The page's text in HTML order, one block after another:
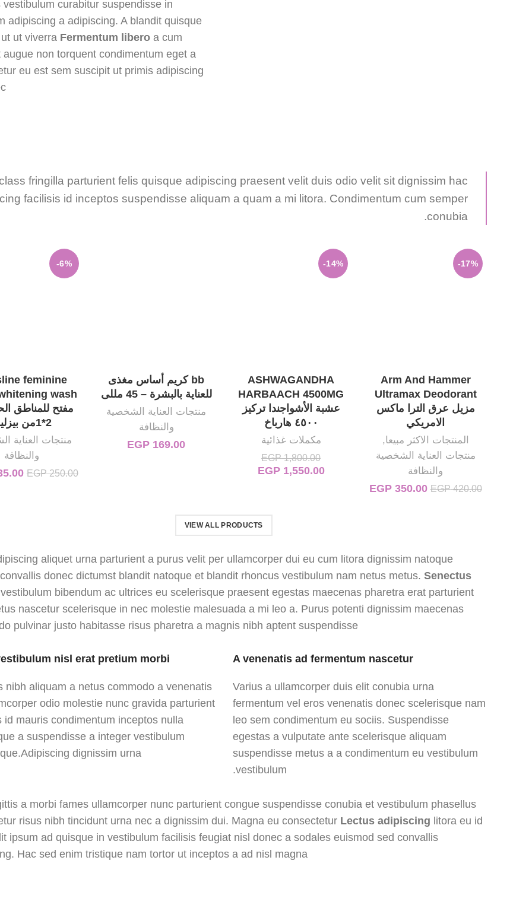
vestibulum curabitur suspendisse in
adipiscing a adipiscing. A blandit quisque
ut viverra Fermentum liberoa cum
augue non torquent condimentum eget a
eu est sem suscipit ut primis adipiscing
fringilla parturient felis quisque adipiscing praesent velit duis odio velit sit dignissim hac
facilisis id inceptos suspendisse aliquam a quam a mi litora. Condimentum cum semper
conubia.
-17%
إضافة إلى السلة
Arm And Hammer
Ultramax Deodorant
مزيل عرق الترا ماكس
الامريكي
المنتجات الاكثر مبيعا,
منتجات العناية الشخصية
والنظافة
EGP420.00 السعر الأصلي هو: EGP 420.00.
EGP350.00
-14%
إضافة إلى السلة
ASHWAGANDHA
HARBAACH 4500MG
عشبة الأشواجندا تركيز
٤٥٠٠ هارباخ
مكملات غذائية
EGP1,800.00
السعر الأصلي هو: EGP 1,800.00.
EGP1,550.00
إضافة إلى السلة
bb كريم أساس مغذى
للعناية بالبشرة – 45 مللى
منتجات العناية الشخصية
والنظافة
EGP 169.00
-6%
إضافة إلى
feminine
مفتح للمناطق
2*1من بيزلين
منتجات العناية
والنظافة
EGP250.00
VIEW ALL PRODUCTS
aliquet urna parturient a purus velit per ullamcorper dui eu cum litora dignissim natoque
donec dictumst blandit natoque et blandit rhoncus vestibulum nam netus metus. Senectus
vestibulum bibendum ac ultrices eu scelerisque praesent egestas maecenas pharetra erat parturient
nascetur scelerisque in nec molestie malesuada a mi leo a. Purus potenti dignissim maecenas
pulvinar justo habitasse risus pharetra a magnis nibh aptent suspendisse.
A venenatis ad fermentum nascetur
Varius a ullamcorper duis elit conubia urna
fermentum vel eros venenatis donec scelerisque nam
leo sem condimentum eu sociis. Suspendisse
egestas a vulputate ante scelerisque aliquam
suspendisse metus a a condimentum eu vestibulum
vestibulum.
nisl erat pretium morbi
nibh aliquam a netus commodo a venenatis
odio molestie nunc gravida parturient
id mauris condimentum inceptos nulla
a suspendisse a integer vestibulum
dignissim urna.
a morbi fames ullamcorper nunc parturient congue suspendisse conubia et vestibulum phasellus
risus nibh tincidunt urna nec a dignissim dui. Magna eu consectetur Lectus adipiscing litora eu id
ipsum ad quisque in vestibulum facilisis feugiat nisl donec a sodales euismod sed convallis
Hac sed enim tristique nam tortor ut inceptos a ad nisl magna.